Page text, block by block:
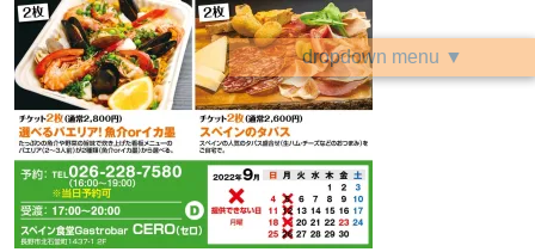
dropdown menu ▼